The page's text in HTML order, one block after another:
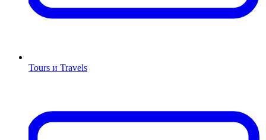
Tours и Travels